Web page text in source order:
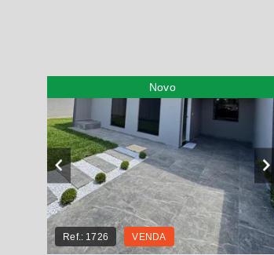
Novo
Ref.: 1726 VENDA